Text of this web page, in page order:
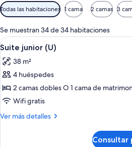
Filtros
disponibles
para
las
habitaciones
Todas las habitaciones 1 cama 2 camas 3
Se muestran 34 de 34 habitaciones
Abrir
todas
las
fotos
de
Suite
junior
4
Suite junior (U)
38 m²
4 huéspedes
2 camas dobles O 1 cama de
Wifi gratis
Ver más detalles
Más
Consultar